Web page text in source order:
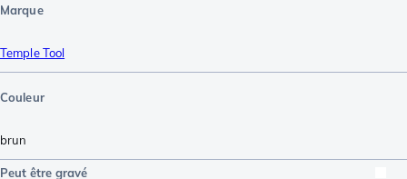
Marque
Temple Tool
Couleur
brun
Peut être gravé